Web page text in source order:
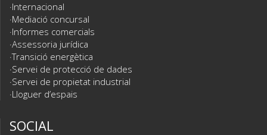
Internacional
Mediació concursal
Informes comercials
Assessoria jurídica
Transició energètica
Servei de protecció de dades
Servei de propietat industrial
Lloguer d’espais
SOCIAL